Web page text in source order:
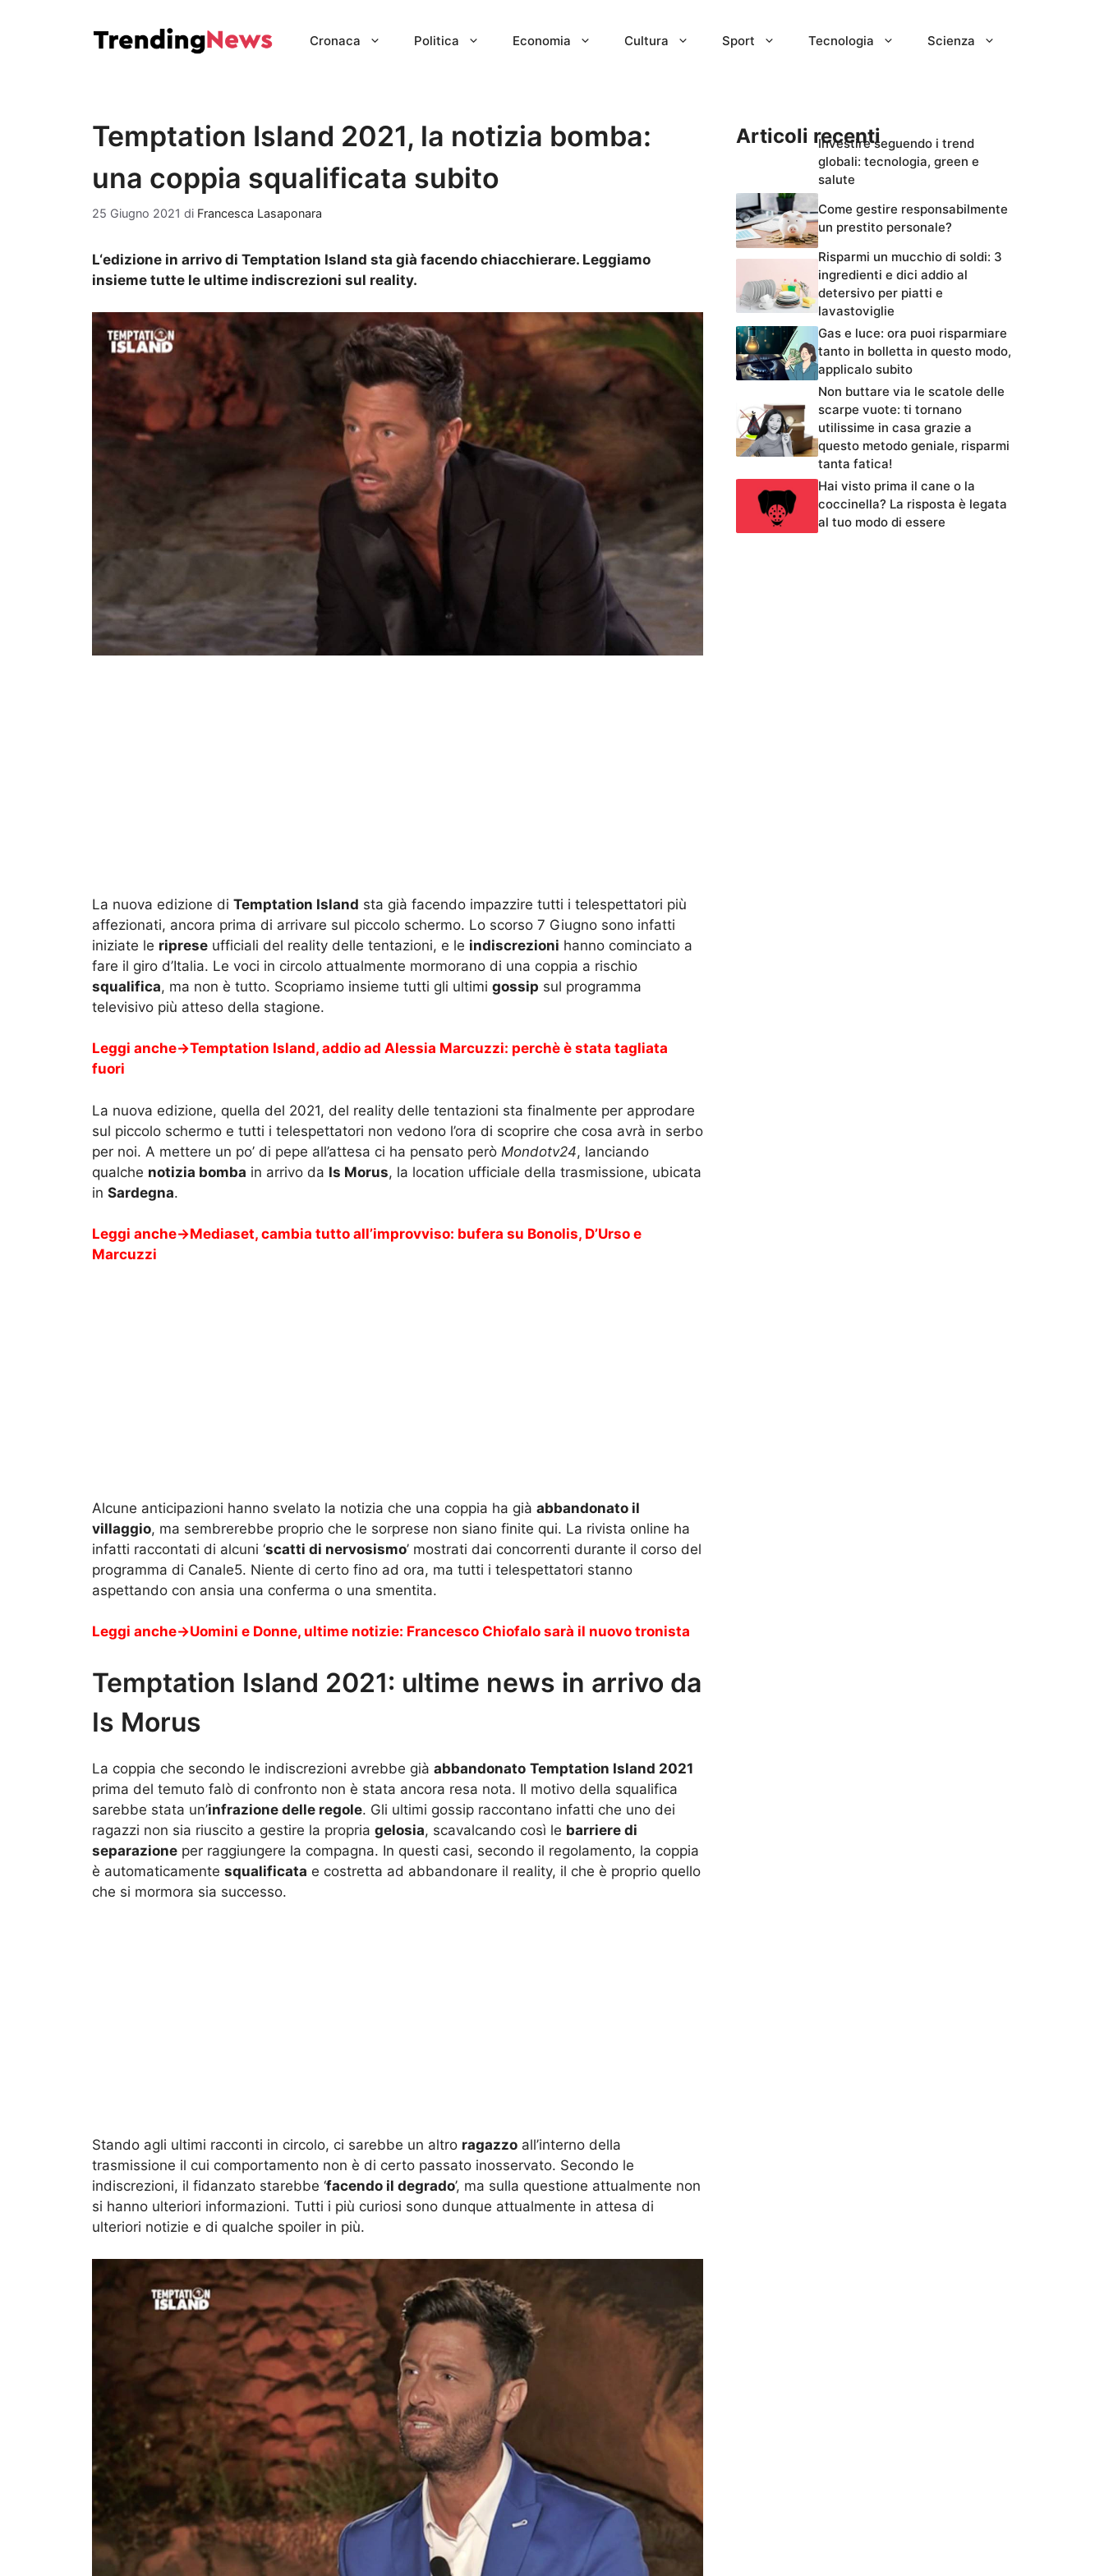
Cronaca Politica Economia Cultura Sport Tecnologia Scienza
Temptation Island 2021, la notizia bomba:
una coppia squalificata subito
25 Giugno 2021 di Francesca Lasaponara
L‘edizione in arrivo di Temptation Island sta già facendo chiacchierare. Leggiamo
insieme tutte le ultime indiscrezioni sul reality.
La nuova edizione di Temptation Island sta già facendo impazzire tutti i telespettatori più
affezionati, ancora prima di arrivare sul piccolo schermo. Lo scorso 7 Giugno sono infatti
iniziate le riprese ufficiali del reality delle tentazioni, e le indiscrezioni hanno cominciato a
fare il giro d’Italia. Le voci in circolo attualmente mormorano di una coppia a rischio
squalifica, ma non è tutto. Scopriamo insieme tutti gli ultimi gossip sul programma
televisivo più atteso della stagione.
Leggi anche->Temptation Island, addio ad Alessia Marcuzzi: perchè è stata tagliata
fuori
La nuova edizione, quella del 2021, del reality delle tentazioni sta finalmente per approdare
sul piccolo schermo e tutti i telespettatori non vedono l’ora di scoprire che cosa avrà in serbo
per noi. A mettere un po’ di pepe all’attesa ci ha pensato però Mondotv24, lanciando
qualche notizia bomba in arrivo da Is Morus, la location ufficiale della trasmissione, ubicata
in Sardegna.
Leggi anche->Mediaset, cambia tutto all’improvviso: bufera su Bonolis, D’Urso e
Marcuzzi
Alcune anticipazioni hanno svelato la notizia che una coppia ha già abbandonato il
villaggio, ma sembrerebbe proprio che le sorprese non siano finite qui. La rivista online ha
infatti raccontati di alcuni ‘scatti di nervosismo’ mostrati dai concorrenti durante il corso del
programma di Canale5. Niente di certo fino ad ora, ma tutti i telespettatori stanno
aspettando con ansia una conferma o una smentita.
Leggi anche->Uomini e Donne, ultime notizie: Francesco Chiofalo sarà il nuovo tronista
Temptation Island 2021: ultime news in arrivo da
Is Morus
La coppia che secondo le indiscrezioni avrebbe già abbandonato Temptation Island 2021
prima del temuto falò di confronto non è stata ancora resa nota. Il motivo della squalifica
sarebbe stata un’infrazione delle regole. Gli ultimi gossip raccontano infatti che uno dei
ragazzi non sia riuscito a gestire la propria gelosia, scavalcando così le barriere di
separazione per raggiungere la compagna. In questi casi, secondo il regolamento, la coppia
è automaticamente squalificata e costretta ad abbandonare il reality, il che è proprio quello
che si mormora sia successo.
Stando agli ultimi racconti in circolo, ci sarebbe un altro ragazzo all’interno della
trasmissione il cui comportamento non è di certo passato inosservato. Secondo le
indiscrezioni, il fidanzato starebbe ‘facendo il degrado’, ma sulla questione attualmente non
si hanno ulteriori informazioni. Tutti i più curiosi sono dunque attualmente in attesa di
ulteriori notizie e di qualche spoiler in più.
Articoli recentiInvestire seguendo i trend
globali: tecnologia, green e
salute
Come gestire responsabilmente
un prestito personale?
Risparmi un mucchio di soldi: 3
ingredienti e dici addio al
detersivo per piatti e
lavastoviglie
Gas e luce: ora puoi risparmiare
tanto in bolletta in questo modo,
applicalo subito
Non buttare via le scatole delle
scarpe vuote: ti tornano
utilissime in casa grazie a
questo metodo geniale, risparmi
tanta fatica!
Hai visto prima il cane o la
coccinella? La risposta è legata
al tuo modo di essere